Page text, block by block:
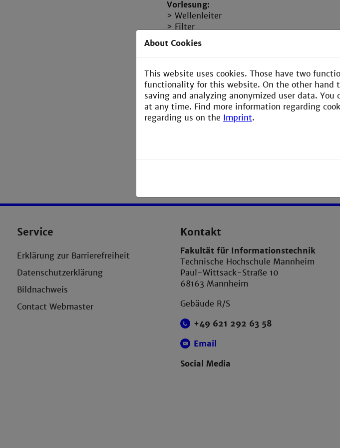
Vorlesung:
> Wellenleiter
> Filter
> Mischer
> Empfänger-Systeme
Labor:
> Simulation, Aufbau und Vermessung
> Entwurf und Vermessung einer
Voraussetzungen:
Service
Erklärung zur Barrierefreiheit
Datenschutzerklärung
Bildnachweis
Contact Webmaster
Kontakt
Fakultät für Informationstechnik
Technische Hochschule Mannheim
Paul-Wittsack-Straße 10
68163 Mannheim
Gebäude R/S
+49 621 292 63 58
Email
Social Media
About Cookies
This website uses cookies. Those have two
functionality for this website. On the other hand
saving and analyzing anonymized user data.
at any time. Find more information regarding
regarding us on the Imprint.